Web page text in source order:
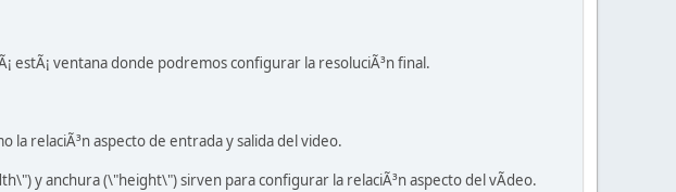
estÃ¡ ventana donde podremos configurar la resoluciÃ³n final.
la relaciÃ³n aspecto de entrada y salida del video.
y anchura (\"height\") sirven para configurar la relaciÃ³n aspecto del vÃ­deo.